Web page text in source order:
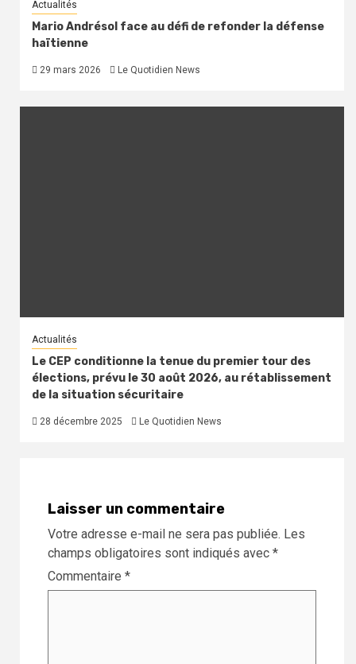
Actualités
Mario Andrésol face au défi de refonder la défense
haïtienne
29 mars 2026 Le Quotidien News
Actualités
Le CEP conditionne la tenue du premier tour des
élections, prévu le 30 août 2026, au rétablissement
de la situation sécuritaire
28 décembre 2025 Le Quotidien News
Laisser un commentaire
Votre adresse e-mail ne sera pas publiée. Les
champs obligatoires sont indiqués avec *
Commentaire *